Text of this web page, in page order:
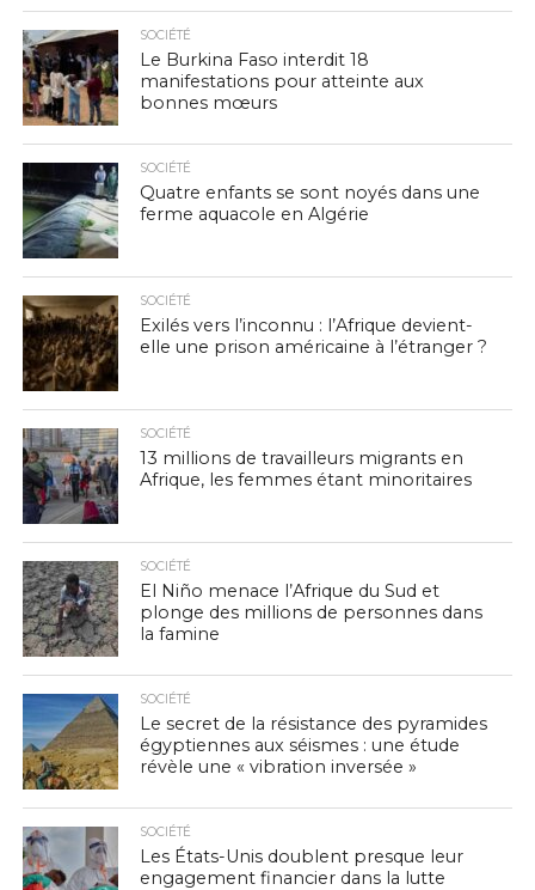
SOCIÉTÉ
Le Burkina Faso interdit 18
manifestations pour atteinte aux
bonnes mœurs
SOCIÉTÉ
Quatre enfants se sont noyés dans une
ferme aquacole en Algérie
SOCIÉTÉ
Exilés vers l’inconnu : l’Afrique devient-
elle une prison américaine à l’étranger ?
SOCIÉTÉ
13 millions de travailleurs migrants en
Afrique, les femmes étant minoritaires
SOCIÉTÉ
El Niño menace l’Afrique du Sud et
plonge des millions de personnes dans
la famine
SOCIÉTÉ
Le secret de la résistance des pyramides
égyptiennes aux séismes : une étude
révèle une « vibration inversée »
SOCIÉTÉ
Les États-Unis doublent presque leur
engagement financier dans la lutte